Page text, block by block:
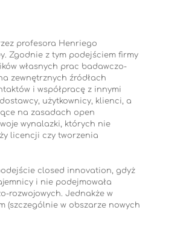
profesora Henriego
Zgodnie z tym podejściem firmy
własnych prac badawczo-
zewnętrznych źródłach
i współpracę z innymi
użytkownicy, klienci, a
na zasadach open
wynalazki, których nie
licencji czy tworzenia
closed innovation, gdyż
i nie podejmowała
rozwojowych. Jednakże w
(szczególnie w obszarze nowych